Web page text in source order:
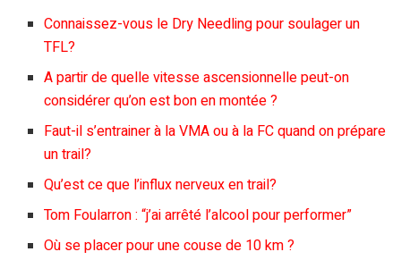
Connaissez-vous le Dry Needling pour soulager un
TFL?
A partir de quelle vitesse ascensionnelle peut-on
considérer qu’on est bon en montée ?
Faut-il s’entrainer à la VMA ou à la FC quand on prépare
un trail?
Qu’est ce que l’influx nerveux en trail?
Tom Foularron : “j’ai arrêté l’alcool pour performer”
Où se placer pour une couse de 10 km ?